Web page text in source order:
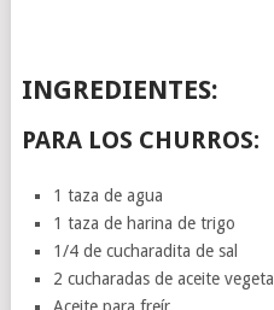
INGREDIENTES:
PARA LOS CHURROS:
1 taza de agua
1 taza de harina de trigo
1/4 de cucharadita de sal
2 cucharadas de aceite vegetal